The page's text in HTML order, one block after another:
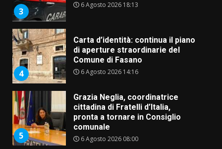
3
6 Agosto 2026 18:13
4
Carta d’identità: continua il piano
di aperture straordinarie del
Comune di Fasano
6 Agosto 2026 14:16
5
Grazia Neglia, coordinatrice
cittadina di Fratelli d’Italia,
pronta a tornare in Consiglio
comunale
6 Agosto 2026 08:00